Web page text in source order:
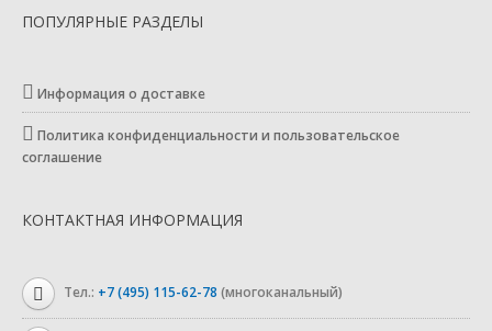
ПОПУЛЯРНЫЕ РАЗДЕЛЫ
Информация о доставке
Политика конфиденциальности и пользовательское
соглашение
КОНТАКТНАЯ ИНФОРМАЦИЯ
Тел.: +7 (495) 115-62-78 (многоканальный)